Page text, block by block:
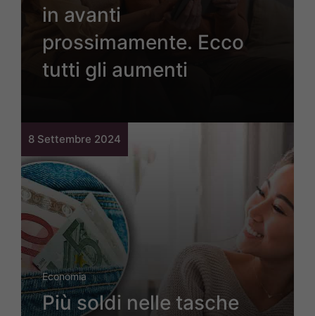
in avanti
prossimamente. Ecco
tutti gli aumenti
8 Settembre 2024
Economia
Più soldi nelle tasche